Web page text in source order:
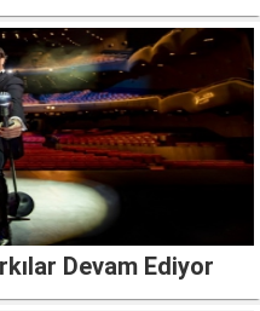
Devam Ediyor